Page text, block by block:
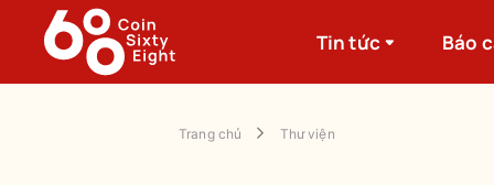
Tin tức Báo
Trang chủ Thư viện